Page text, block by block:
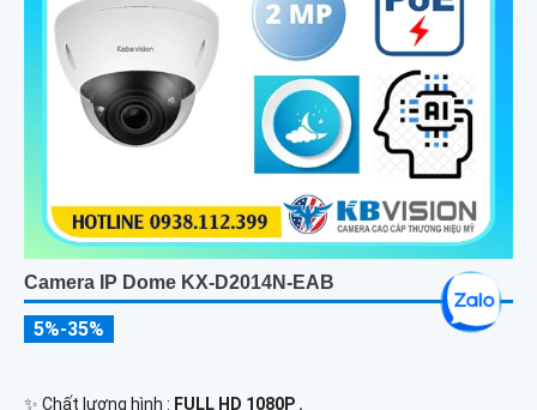
Camera IP Dome KX-D2014N-EAB
5%-35%
✨ Chất lượng hình : FULL HD 1080P .